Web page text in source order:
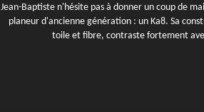
Jean-Baptiste n'hésite pas à donner un coup de
planeur d'ancienne génération : un Ka8. Sa
toile et fibre, contraste fortement